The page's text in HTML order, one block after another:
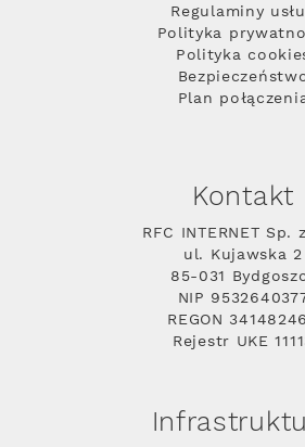
Regulaminy
Polityka
Polityka
Plan
Kontakt
RFC INTERNET Sp.
ul. Kujawska 2
85-031
NIP
REGON
Rejestr UKE